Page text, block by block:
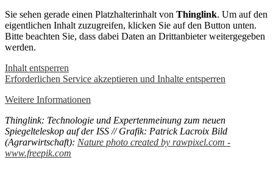
Sie sehen gerade einen Platzhalterinhalt von Thinglink. Um auf den
eigentlichen Inhalt zuzugreifen, klicken Sie auf den Button unten.
Bitte beachten Sie, dass dabei Daten an Drittanbieter weitergegeben
werden.
Inhalt entsperren
Erforderlichen Service akzeptieren und Inhalte entsperren
Weitere Informationen
Thinglink: Technologie und Expertenmeinung zum neuen
Spiegelteleskop auf der ISS // Grafik: Patrick Lacroix Bild
(Agrarwirtschaft): Nature photo created by rawpixel.com -
www.freepik.com